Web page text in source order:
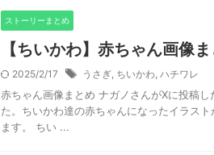
ストーリーまとめ
【ちいかわ】赤ちゃん画像
2025/2/17 うさぎ, ちいかわ, ハチワレ
赤ちゃん画像まとめ ナガノさんがXに投稿
た。ちいかわ達の赤ちゃんになったイラス
ます。 ちい ...